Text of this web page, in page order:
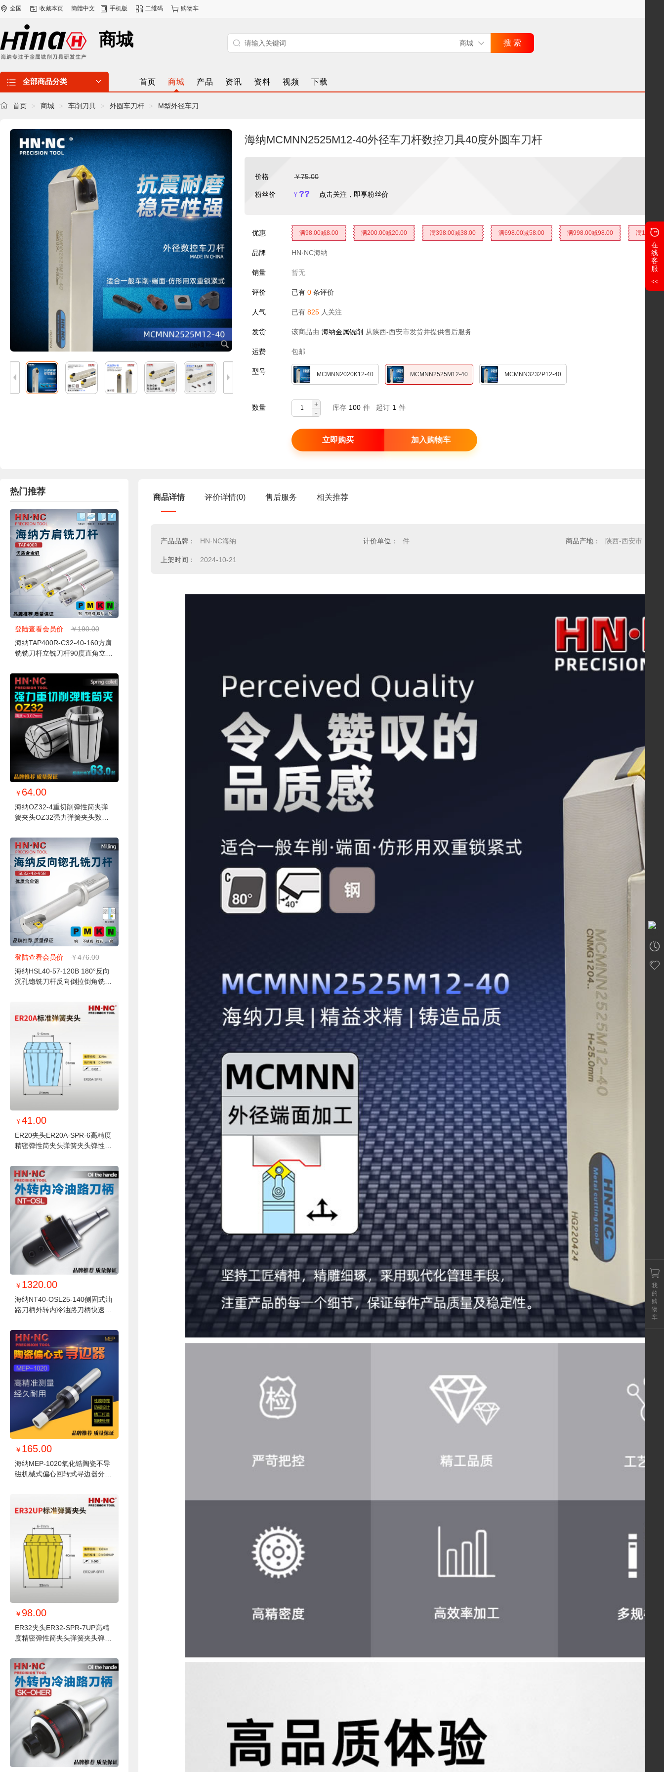
全国 收藏本页 簡體中文 手机版 二维码 购物车
商城
全部商品分类 首页 商城 产品 资讯 资料 视频 下载
首页 > 商城 > 车削刀具 > 外圆车刀杆 > M型外径车刀
海纳MCMNN2525M12-40外径车刀杆数控刀具40度外圆车刀杆
价格 ￥75.00
粉丝价 ￥ ?? 点击关注，即享粉丝价
优惠 满98.00减8.00 满200.00减20.00 满398.00减38.00 满698.00减58.00 满998.00减98.00 满
满3000.00减360.00
品牌 HN·NC海纳
销量 暂无
评价 已有 0 条评价
人气 已有 825 人关注
发货 该商品由 海纳金属铣削 从陕西-西安市发货并提供售后服务
运费 包邮
型号 MCMNN2020K12-40 MCMNN2525M12-40 MCMNN3232P12-40
数量 +
- 库存 100 件 起订 1 件
热门推荐
登陆查看会员价
￥190.00
海纳TAP400R-C32-40-160方肩
铣铣刀杆立铣刀杆90度直角立铣
￥ 64.00
海纳OZ32-4重切削弹性筒夹弹
簧夹头OZ32强力弹簧夹头数控
登陆查看会员价
￥476.00
海纳HSL40-57-120B 180°反向
沉孔锪铣刀杆反向倒拉倒角铣刀
￥41.00
ER20夹头ER20A-SPR-6高精度
精密弹性筒夹头弹簧夹头弹性夹
￥ 1320.00
海纳NT40-OSL25-140侧固式油
路刀柄外转内冷油路刀柄快速钻
￥ 165.00
海纳MEP-1020氧化锆陶瓷不导
磁机械式偏心回转式寻边器分中
￥ 98.00
ER32夹头ER32-SPR-7UP高精
度精密弹性筒夹头弹簧夹头弹性
商品详情 评价详情(0) 售后服务 相关推荐
产品品牌： HN·NC海纳 计价单位： 件 商品产地： 陕西-西安市
上架时间： 2024-10-21
在
线
客
服
>>
我
的
购
物
车